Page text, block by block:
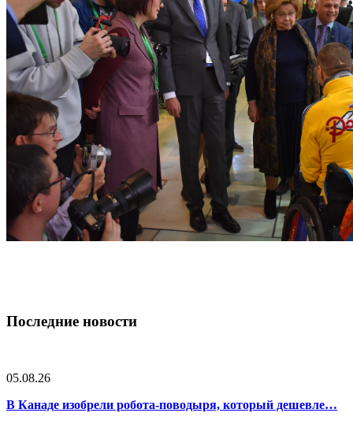
Последние новости
05.08.26
В Канаде изобрели робота-поводыря, который дешевле…